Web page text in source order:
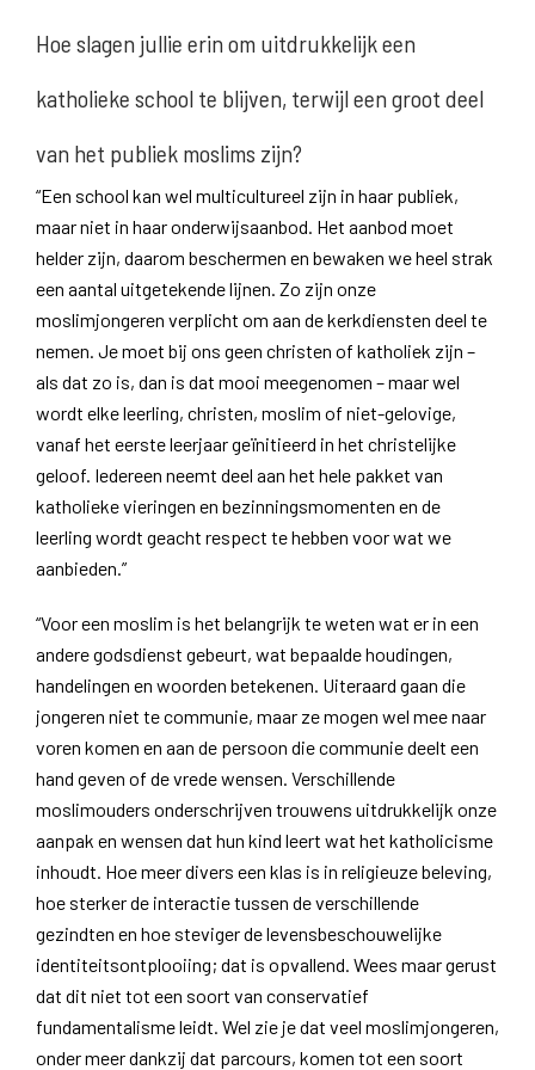
Hoe slagen jullie erin om uitdrukkelijk een
katholieke school te blijven, terwijl een groot deel
van het publiek moslims zijn?
“Een school kan wel multicultureel zijn in haar publiek,
maar niet in haar onderwijsaanbod. Het aanbod moet
helder zijn, daarom beschermen en bewaken we heel strak
een aantal uitgetekende lijnen. Zo zijn onze
moslimjongeren verplicht om aan de kerkdiensten deel te
nemen. Je moet bij ons geen christen of katholiek zijn –
als dat zo is, dan is dat mooi meegenomen – maar wel
wordt elke leerling, christen, moslim of niet-gelovige,
vanaf het eerste leerjaar geïnitieerd in het christelijke
geloof. Iedereen neemt deel aan het hele pakket van
katholieke vieringen en bezinningsmomenten en de
leerling wordt geacht respect te hebben voor wat we
aanbieden.”
“Voor een moslim is het belangrijk te weten wat er in een
andere godsdienst gebeurt, wat bepaalde houdingen,
handelingen en woorden betekenen. Uiteraard gaan die
jongeren niet te communie, maar ze mogen wel mee naar
voren komen en aan de persoon die communie deelt een
hand geven of de vrede wensen. Verschillende
moslimouders onderschrijven trouwens uitdrukkelijk onze
aanpak en wensen dat hun kind leert wat het katholicisme
inhoudt. Hoe meer divers een klas is in religieuze beleving,
hoe sterker de interactie tussen de verschillende
gezindten en hoe steviger de levensbeschouwelijke
identiteitsontplooiing; dat is opvallend. Wees maar gerust
dat dit niet tot een soort van conservatief
fundamentalisme leidt. Wel zie je dat veel moslimjongeren,
onder meer dankzij dat parcours, komen tot een soort